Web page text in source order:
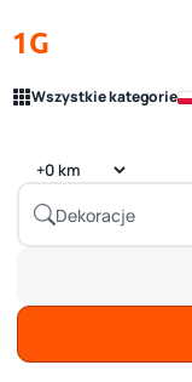
1G
Wszystkie kategorie